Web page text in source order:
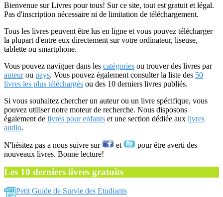
Bienvenue sur Livres pour tous! Sur ce site, tout est gratuit et légal.
Pas d'inscription nécessaire ni de limitation de téléchargement.
Tous les livres peuvent être lus en ligne et vous pouvez télécharger
la plupart d'entre eux directement sur votre ordinateur, liseuse,
tablette ou smartphone.
Vous pouvez naviguer dans les catégories ou trouver des livres par
auteurou pays. Vous pouvez également consulter la liste des 50
livres les plus téléchargés ou des 10 derniers livres publiés.
Si vous souhaitez chercher un auteur ou un livre spécifique, vous
pouvez utiliser notre moteur de recherche. Nous disposons
également de livres pour enfants et une section dédiée aux livres
audio.
N'hésitez pas a nous suivre sur et
pour être averti des
nouveaux livres. Bonne lecture!
Les 10 derniers livres gratuits
Petit Guide de Survie des Etudiants